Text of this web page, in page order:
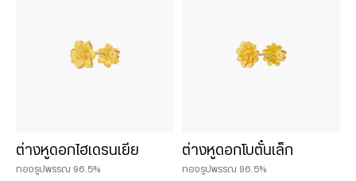
ต่างหูดอกไฮเดรนเยีย
ทองรูปพรรณ 96.5%
ต่างหูดอกโบตั๋นเล็ก
ทองรูปพรรณ 96.5%